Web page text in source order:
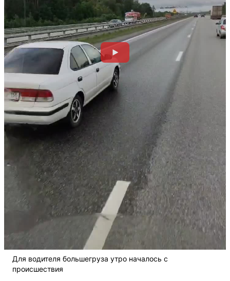
Для водителя большегруза утро началось с
происшествия